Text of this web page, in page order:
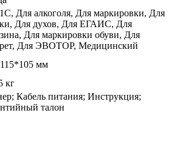
Для алкоголя, Для маркировки, Для
Для духов, Для ЕГАИС, Для
Для маркировки обуви, Для
Для ЭВОТОР, Медицинский
мм
кг
Кабель питания; Инструкция;
талон